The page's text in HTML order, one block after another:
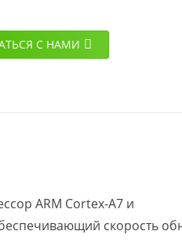
С НАМИ
ARM Cortex-A7 и
скорость